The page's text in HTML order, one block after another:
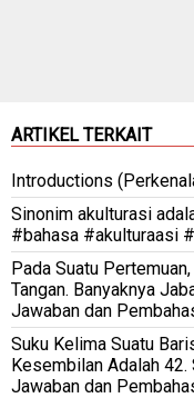
ARTIKEL TERKAIT
Introductions
Sinonim akulturasi
#bahasa #akulturaasi
Pada Suatu
Tangan. Banyaknya
Jawaban dan
Suku Kelima Suatu
Kesembilan Adalah 42.
Jawaban dan